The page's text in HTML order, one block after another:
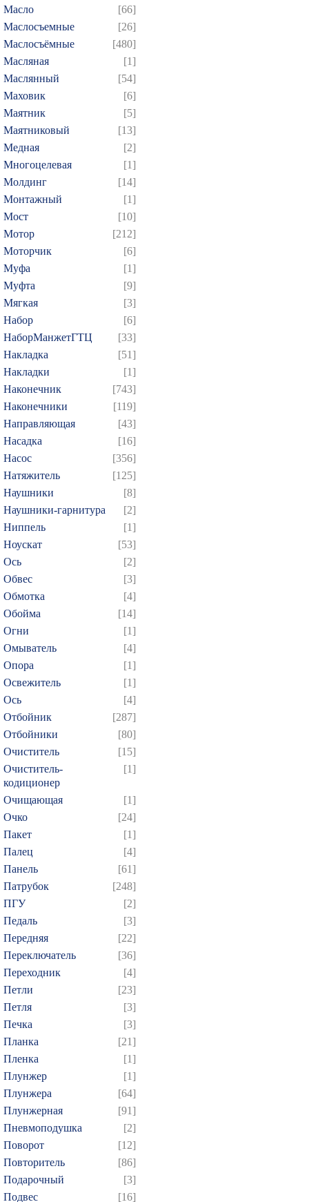
Масло
[66]
Маслосъемные
[26]
Маслосъёмные
[480]
Масляная
[1]
Маслянный
[54]
Маховик
[6]
Маятник
[5]
Маятниковый
[13]
Медная
[2]
Многоцелевая
[1]
Молдинг
[14]
Монтажный
[1]
Мост
[10]
Мотор
[212]
Моторчик
[6]
Муфа
[1]
Муфта
[9]
Мягкая
[3]
Набор
[6]
НаборМанжетГТЦ
[33]
Накладка
[51]
Накладки
[1]
Наконечник
[743]
Наконечники
[119]
Направляющая
[43]
Насадка
[16]
Насос
[356]
Натяжитель
[125]
Наушники
[8]
Наушники-гарнитура
[2]
Ниппель
[1]
Ноускат
[53]
Оcь
[2]
Обвес
[3]
Обмотка
[4]
Обойма
[14]
Огни
[1]
Омыватель
[4]
Опора
[1]
Освежитель
[1]
Ось
[4]
Отбойник
[287]
Отбойники
[80]
Очиститель
[15]
Очиститель-
кодиционер
[1]
Очищающая
[1]
Очко
[24]
Пакет
[1]
Палец
[4]
Панель
[61]
Патрубок
[248]
ПГУ
[2]
Педаль
[3]
Передняя
[22]
Переключатель
[36]
Переходник
[4]
Петли
[23]
Петля
[3]
Печка
[3]
Планка
[21]
Пленка
[1]
Плунжер
[1]
Плунжера
[64]
Плунжерная
[91]
Пневмоподушка
[2]
Поворот
[12]
Повторитель
[86]
Подарочный
[3]
Подвес
[16]